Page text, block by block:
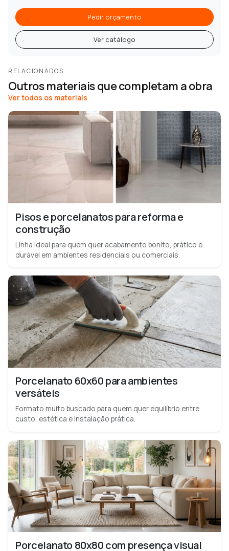
Pedir orçamento
Ver catálogo
RELACIONADOS
Outros materiais que completam a obra
Ver todos os materiais
Pisos e porcelanatos para reforma e
construção
Linha ideal para quem quer acabamento bonito, prático e
durável em ambientes residenciais ou comerciais.
Porcelanato 60x60 para ambientes
versáteis
Formato muito buscado para quem quer equilíbrio entre
custo, estética e instalação prática.
Porcelanato 80x80 com presença visual